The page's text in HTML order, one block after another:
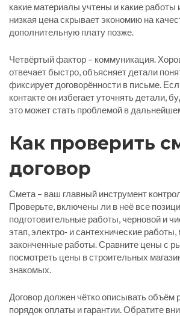
какие материалы учтены и какие
низкая цена скрывает экономию на
дополнительную плату позже.
Четвёртый фактор – коммуникация.
отвечает быстро, объясняет детали
фиксирует договорённости в письме.
контакте он избегает уточнять детали,
это может стать проблемой в
Как проверить
договор
Смета – ваш главный инструмент
Проверьте, включены ли в неё все
подготовительные работы, черновой и
этап, электро‑ и сантехнические
законченные работы. Сравните цены с
посмотреть цены в строительных
знакомых.
Договор должен чётко описывать объём
порядок оплаты и гарантии. Обратите